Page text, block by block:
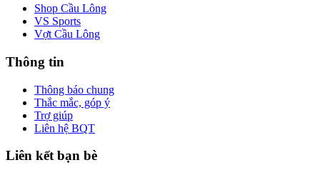
Shop Cầu Lông
VS Sports
Vợt Cầu Lông
Thông tin
Thông báo chung
Thắc mắc, góp ý
Trợ giúp
Liên hệ BQT
Liên kết bạn bè